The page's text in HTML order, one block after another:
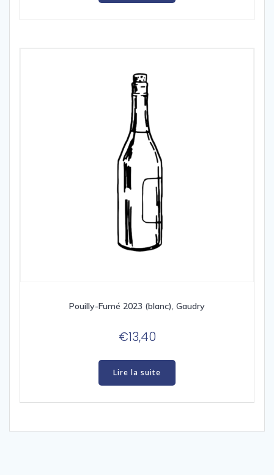
Pouilly-Fumé 2023 (blanc), Gaudry
€13,40
Lire la suite